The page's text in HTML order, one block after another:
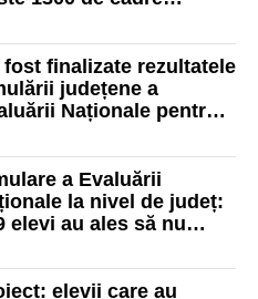
Evaluării
fost finalizate rezultatele
județene a
Naționale pentru
a Evaluării
la nivel de județ:
elevi au ales să nu
elevii care au